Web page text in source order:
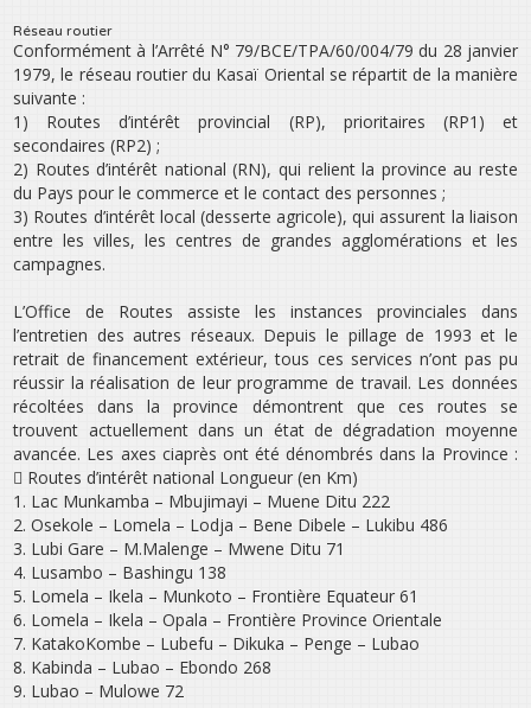
Réseau routier
Conformément à l’Arrêté N° 79/BCE/TPA/60/004/79 du 28 janvier
1979, le réseau routier du Kasaï Oriental se répartit de la manière
suivante :
1) Routes d’intérêt provincial (RP), prioritaires (RP1) et
secondaires (RP2) ;
2) Routes d’intérêt national (RN), qui relient la province au reste
du Pays pour le commerce et le contact des personnes ;
3) Routes d’intérêt local (desserte agricole), qui assurent la liaison
entre les villes, les centres de grandes agglomérations et les
campagnes.
L’Office de Routes assiste les instances provinciales dans
l’entretien des autres réseaux. Depuis le pillage de 1993 et le
retrait de financement extérieur, tous ces services n’ont pas pu
réussir la réalisation de leur programme de travail. Les données
récoltées dans la province démontrent que ces routes se
trouvent actuellement dans un état de dégradation moyenne
avancée. Les axes ci­après ont été dénombrés dans la Province :
 Routes d’intérêt national Longueur (en Km)
1. Lac Munkamba – Mbujimayi – Muene Ditu 222
2. Osekole – Lomela – Lodja – Bene Dibele – Lukibu 486
3. Lubi Gare – M.Malenge – Mwene Ditu 71
4. Lusambo – Bashingu 138
5. Lomela – Ikela – Munkoto – Frontière Equateur 61
6. Lomela – Ikela – Opala – Frontière Province Orientale ­
7. Katako­Kombe – Lubefu – Dikuka – Penge – Lubao ­
8. Kabinda – Lubao – Ebondo 268
9. Lubao – Mulowe 72